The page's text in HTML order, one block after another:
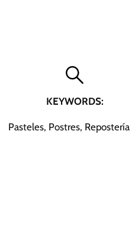
KEYWORDS:
Pasteles, Postres, Repostería